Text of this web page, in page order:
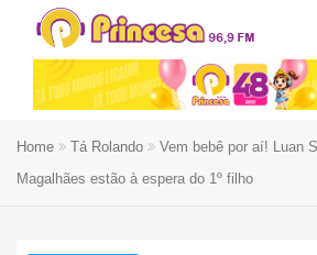
Home Tá Rolando
Vem bebê por aí! Luan
Magalhães estão à espera do 1º filho